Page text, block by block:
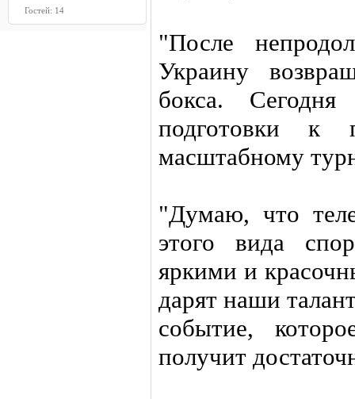
Гостей: 14
"После
Украину
бокса.
подготовки к
масштабному
"Думаю, что
этого вида
яркими и
дарят наши
событие,
получит